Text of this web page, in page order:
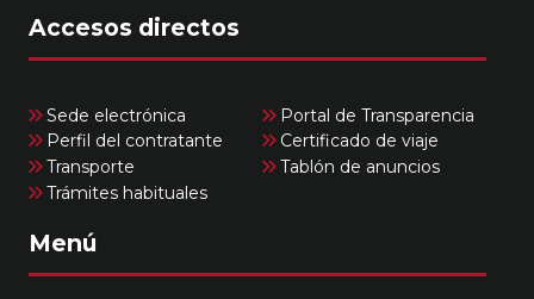
Accesos directos
Sede electrónica
Portal de Transparencia
Perfil del contratante
Certificado de viaje
Transporte
Tablón de anuncios
Trámites habituales
Menú